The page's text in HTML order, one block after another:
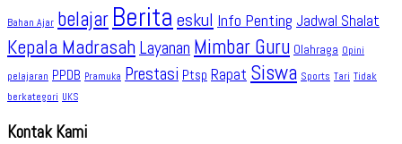
Bahan Ajar belajar Berita eskul Info Penting Jadwal Shalat
Kepala Madrasah Layanan Mimbar Guru Olahraga Opini
pelajaran PPDB Pramuka Prestasi Ptsp Rapat Siswa Sports Tari Tidak
berkategori UKS
Kontak Kami